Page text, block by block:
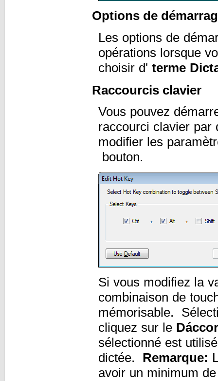
Options de
Les options de
opérations lorsque
choisir d' terme
Raccourcis clavier
Vous pouvez
raccourci clavier
modifier les
bouton.
Si vous modifiez la
combinaison de
mémorisable.
cliquez sur le
sélectionné est
dictée. Remarque:
avoir un minimum